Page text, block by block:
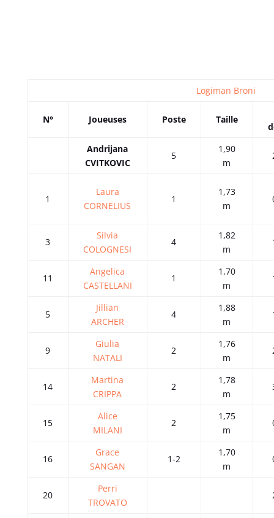
Logiman Broni
N° Joueuses Poste Taille
Andrijana
CVITKOVIC
5
1,90
m
1
Laura
CORNELIUS
1
1,73
m
3
Silvia
COLOGNESI
4
1,82
m
11
Angelica
CASTELLANI
1
1,70
m
5
Jillian
ARCHER
4
1,88
m
9
Giulia
NATALI
2
1,76
m
14
Martina
CRIPPA
2
1,78
m
15
Alice
MILANI
2
1,75
m
16
Grace
SANGAN
1-2
1,70
m
20
Perri
TROVATO